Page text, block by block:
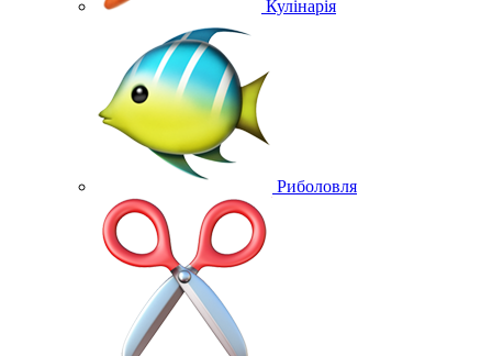
Кулінарія
Риболовля